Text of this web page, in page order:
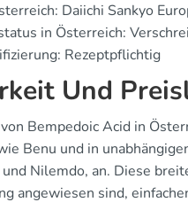
Daiichi Sankyo
in Österreich:
Rezeptpflichtig
Und
Bempedoic Acid in
Benu und in
Nilemdo, an. Diese
angewiesen sind,